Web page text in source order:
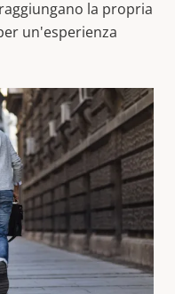
la propria
un'esperienza